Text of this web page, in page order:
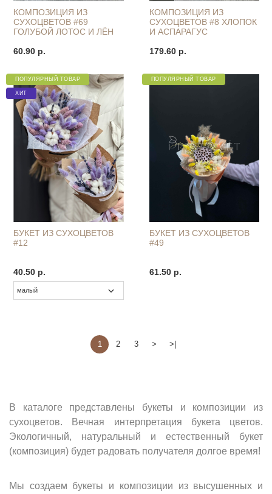
КОМПОЗИЦИЯ ИЗ
СУХОЦВЕТОВ #69
ГОЛУБОЙ ЛОТОС И ЛЁН
60.90 р.
КОМПОЗИЦИЯ ИЗ
СУХОЦВЕТОВ #8 ХЛОПОК
И АСПАРАГУС
179.60 р.
ПОПУЛЯРНЫЙ ТОВАР
ХИТ
БУКЕТ ИЗ СУХОЦВЕТОВ
#12
40.50 р.
ПОПУЛЯРНЫЙ ТОВАР
БУКЕТ ИЗ СУХОЦВЕТОВ
#49
61.50 р.
1 2 3 > >|
В каталоге представлены букеты и композиции из
сухоцветов. Вечная интерпретация букета цветов.
Экологичный, натуральный и естественный букет
(композиция) будет радовать получателя долгое время!
Мы создаем букеты и композиции из высушенных и